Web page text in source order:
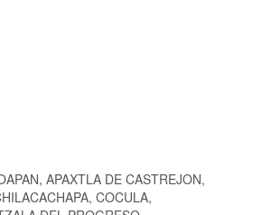
APAXTLA DE CASTREJON,
COCULA,